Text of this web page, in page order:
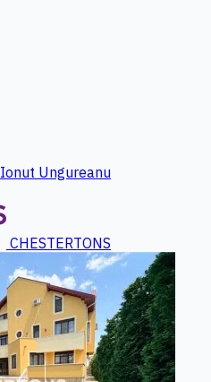
Ionut Ungureanu
CHESTERTONS